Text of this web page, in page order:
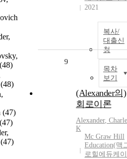
(48)
(48)
(47)
(47)
(47)
2021
복사/
대출신
청
목차
보기
9
(Alexander의)
회로이론
Alexander,
K
Mc Graw Hill
Education(맥
로힐에듀케이